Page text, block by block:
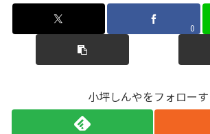
0
小坪しんやをフォロー